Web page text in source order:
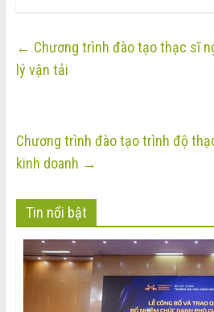
← Chương trình đào tạo thạc sĩ
lý vận tải
Chương trình đào tạo trình độ
kinh doanh →
Tin nổi bật